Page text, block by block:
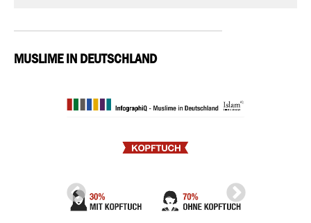
MUSLIME IN DEUTSCHLAND